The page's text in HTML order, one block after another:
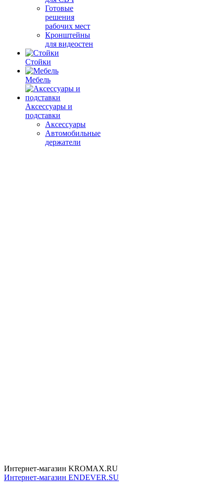
Готовые
решения
рабочих мест
Кронштейны
для видеостен
Стойки
Мебель
Аксессуары и
подставки
Аксессуары
Автомобильные
держатели
Интернет-магазин KROMAX.RU
Интернет-магазин ENDEVER.SU